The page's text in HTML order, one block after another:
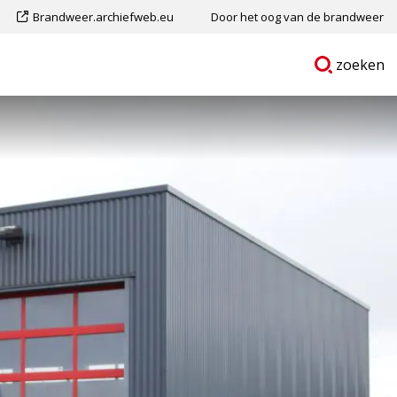
Dit
Brandweer.archiefweb.eu Door het oog van de brandweer
Ga
zoeken